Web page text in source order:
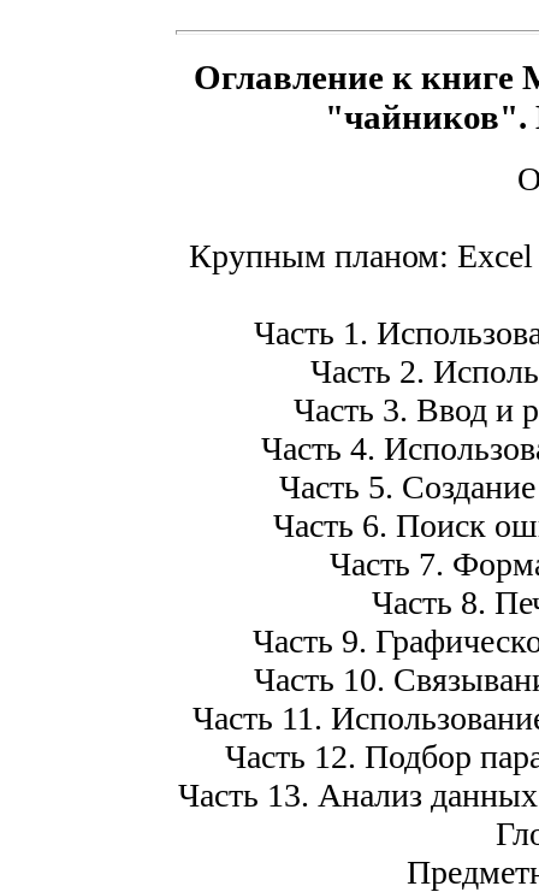
Оглавление к книге
"чайников".
Крупным планом: Excel
Часть 1.
Часть 2.
Часть 3. Ввод и
Часть 4.
Часть 5.
Часть 6. Поиск
Часть 7.
Часть 8.
Часть 9.
Часть 10.
Часть 11.
Часть 12. Подбор
Часть 13. Анализ